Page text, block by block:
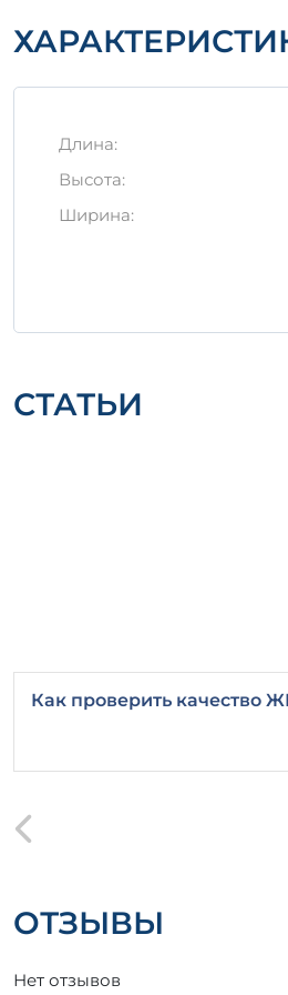
Длина:
Высота:
Ширина:
СТАТЬИ
Как проверить качество
ОТЗЫВЫ
Нет отзывов